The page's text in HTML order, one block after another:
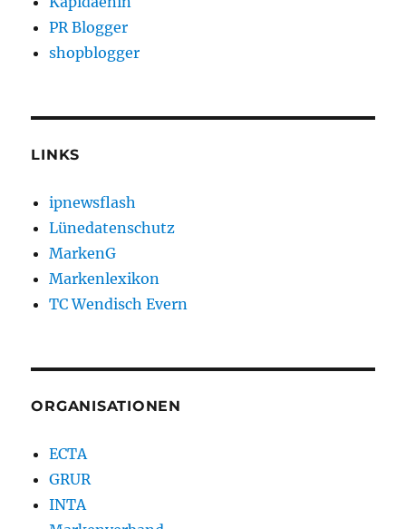
PR Blogger
shopblogger
LINKS
ipnewsflash
Lünedatenschutz
MarkenG
Markenlexikon
TC Wendisch Evern
ORGANISATIONEN
ECTA
GRUR
INTA